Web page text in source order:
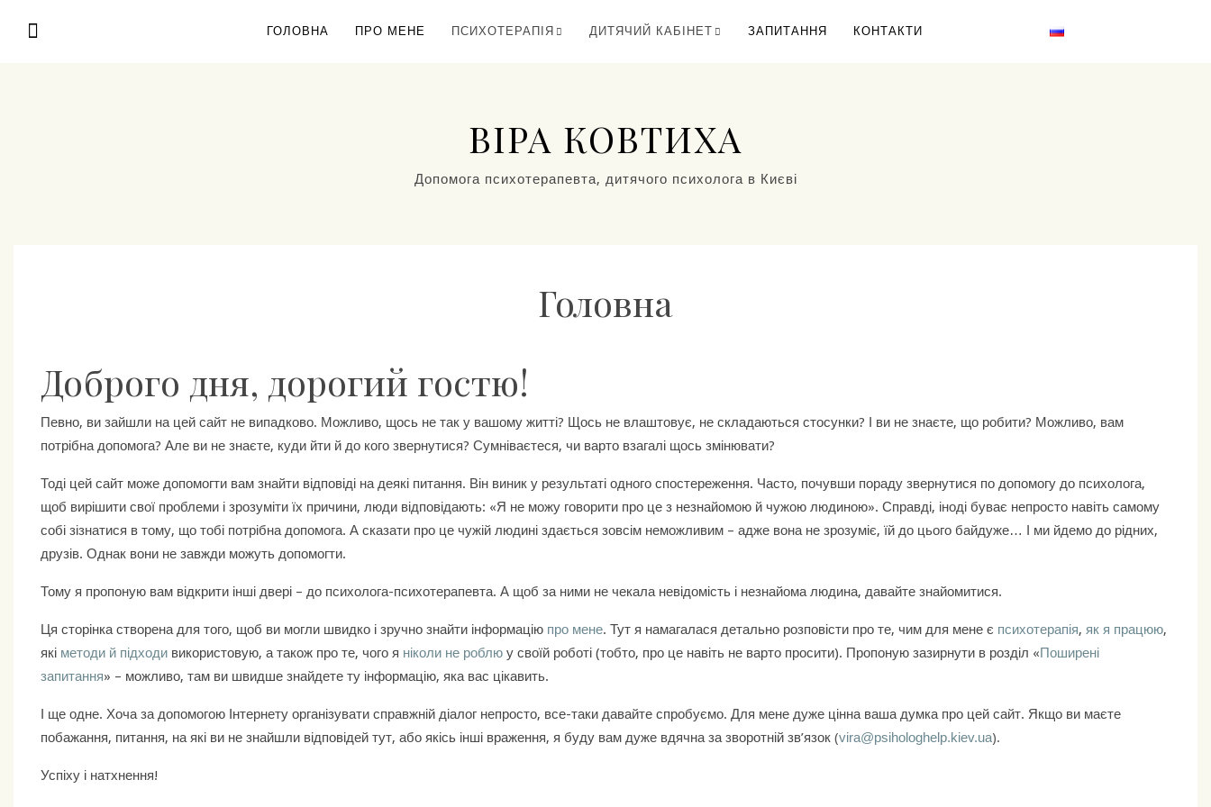
ГОЛОВНА ПРО МЕНЕ ПСИХОТЕРАПІЯ ДИТЯЧИЙ КАБІНЕТ ЗАПИТАННЯ КОНТАКТИ
ВІРА КОВТИХА
Допомога психотерапевта, дитячого психолога в Києві
Головна
Доброго дня, дорогий гостю!
Певно, ви зайшли на цей сайт не випадково. Можливо, щось не так у вашому житті? Щось не влаштовує, не складаються стосунки? І ви не знаєте, що робити? Можливо, вам
потрібна допомога? Але ви не знаєте, куди йти й до кого звернутися? Сумніваєтеся, чи варто взагалі щось змінювати?
Тоді цей сайт може допомогти вам знайти відповіді на деякі питання. Він виник у результаті одного спостереження. Часто, почувши пораду звернутися по допомогу до психолога,
щоб вирішити свої проблеми і зрозуміти їх причини, люди відповідають: «Я не можу говорити про це з незнайомою й чужою людиною». Справді, іноді буває непросто навіть самому
собі зізнатися в тому, що тобі потрібна допомога. А сказати про це чужій людині здається зовсім неможливим – адже вона не зрозуміє, їй до цього байдуже… І ми йдемо до рідних,
друзів. Однак вони не завжди можуть допомогти.
Тому я пропоную вам відкрити інші двері – до психолога-психотерапевта. А щоб за ними не чекала невідомість і незнайома людина, давайте знайомитися.
Ця сторінка створена для того, щоб ви могли швидко і зручно знайти інформацію про мене. Тут я намагалася детально розповісти про те, чим для мене є психотерапія, як я працюю,
які методи й підходи використовую, а також про те, чого я ніколи не роблю у своїй роботі (тобто, про це навіть не варто просити). Пропоную зазирнути в розділ «Поширені
запитання» – можливо, там ви швидше знайдете ту інформацію, яка вас цікавить.
І ще одне. Хоча за допомогою Інтернету організувати справжній діалог непросто, все-таки давайте спробуємо. Для мене дуже цінна ваша думка про цей сайт. Якщо ви маєте
побажання, питання, на які ви не знайшли відповідей тут, або якісь інші враження, я буду вам дуже вдячна за зворотній зв’язок (vira@psihologhelp.kiev.ua).
Успіху і натхнення!